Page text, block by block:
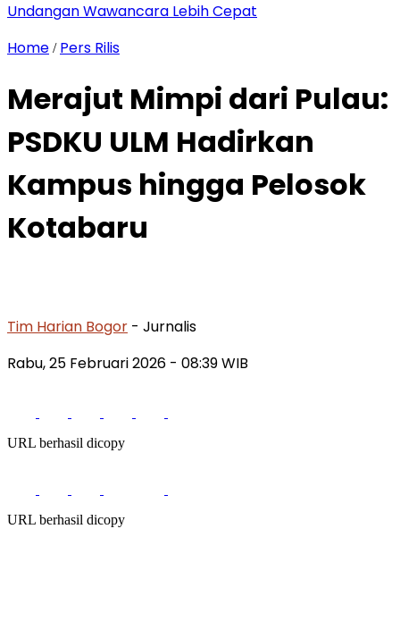
Undangan Wawancara Lebih Cepat
Home / Pers Rilis
Merajut Mimpi dari Pulau:
PSDKU ULM Hadirkan
Kampus hingga Pelosok
Kotabaru
Tim Harian Bogor - Jurnalis
Rabu, 25 Februari 2026 - 08:39 WIB
URL berhasil dicopy
URL berhasil dicopy